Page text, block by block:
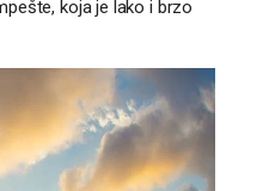
koja je lako i brzo